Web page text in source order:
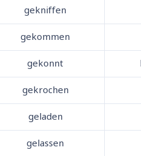
gekniffen
gekommen
gekonnt
gekrochen
geladen
gelassen